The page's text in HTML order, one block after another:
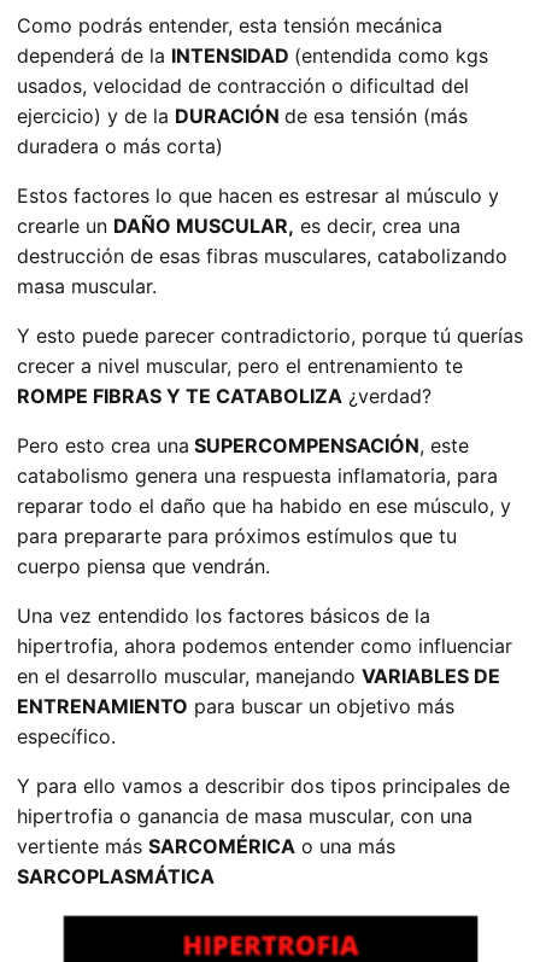
Como podrás entender, esta tensión mecánica
dependerá de la INTENSIDAD (entendida como kgs
usados, velocidad de contracción o dificultad del
ejercicio) y de la DURACIÓN de esa tensión (más
duradera o más corta)
Estos factores lo que hacen es estresar al músculo y
crearle un DAÑO MUSCULAR, es decir, crea una
destrucción de esas fibras musculares, catabolizando
masa muscular.
Y esto puede parecer contradictorio, porque tú querías
crecer a nivel muscular, pero el entrenamiento te
ROMPE FIBRAS Y TE CATABOLIZA ¿verdad?
Pero esto crea una SUPERCOMPENSACIÓN, este
catabolismo genera una respuesta inflamatoria, para
reparar todo el daño que ha habido en ese músculo, y
para prepararte para próximos estímulos que tu
cuerpo piensa que vendrán.
Una vez entendido los factores básicos de la
hipertrofia, ahora podemos entender como influenciar
en el desarrollo muscular, manejando VARIABLES DE
ENTRENAMIENTO para buscar un objetivo más
específico.
Y para ello vamos a describir dos tipos principales de
hipertrofia o ganancia de masa muscular, con una
vertiente más SARCOMÉRICA o una más
SARCOPLASMÁTICA